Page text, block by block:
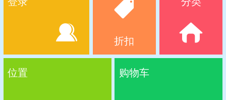
折扣
位置 购物车